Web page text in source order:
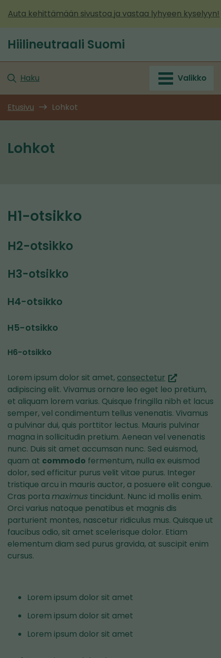
sisältöön
Auta kehittämään sivustoa ja vastaa lyhyeen kyselyyn!
Etusivu
Hiilineutraali Suomi
Haku Valikko
Etusivu Lohkot
Lohkot
H1-otsikko
H2-otsikko
H3-otsikko
H4-otsikko
H5-otsikko
H6-otsikko
Lorem ipsum dolor sit amet, consectetur (siirryt
toiseen
palveluun)
adipiscing elit. Vivamus ornare leo eget leo pretium,
et aliquam lorem varius. Quisque fringilla nibh et lacus
semper, vel condimentum tellus venenatis. Vivamus
a pulvinar dui, quis porttitor lectus. Mauris pulvinar
magna in sollicitudin pretium. Aenean vel venenatis
nunc. Duis sit amet accumsan nunc. Sed euismod,
quam at commodo fermentum, nulla ex euismod
dolor, sed efficitur purus velit vitae purus. Integer
tristique arcu in mauris auctor, a posuere elit congue.
Cras porta maximus tincidunt. Nunc id mollis enim.
Orci varius natoque penatibus et magnis dis
parturient montes, nascetur ridiculus mus. Quisque ut
faucibus odio, sit amet scelerisque dolor. Etiam
elementum diam sed purus gravida, at suscipit enim
cursus.
Lorem ipsum dolor sit amet
Lorem ipsum dolor sit amet
Lorem ipsum dolor sit amet